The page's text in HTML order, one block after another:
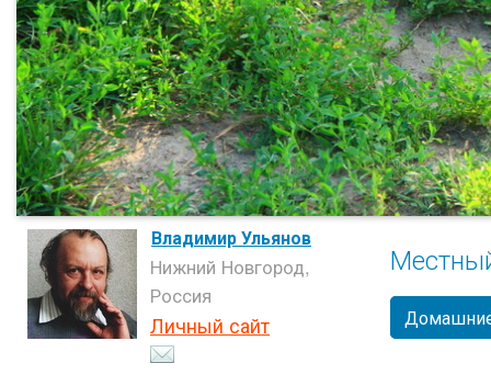
Владимир Ульянов
Нижний Новгород,
Россия
Личный сайт